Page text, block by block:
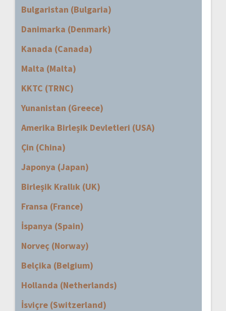
Bulgaristan (Bulgaria)
Danimarka (Denmark)
Kanada (Canada)
Malta (Malta)
KKTC (TRNC)
Yunanistan (Greece)
Amerika Birleşik Devletleri (USA)
Çin (China)
Japonya (Japan)
Birleşik Krallık (UK)
Fransa (France)
İspanya (Spain)
Norveç (Norway)
Belçika (Belgium)
Hollanda (Netherlands)
İsviçre (Switzerland)